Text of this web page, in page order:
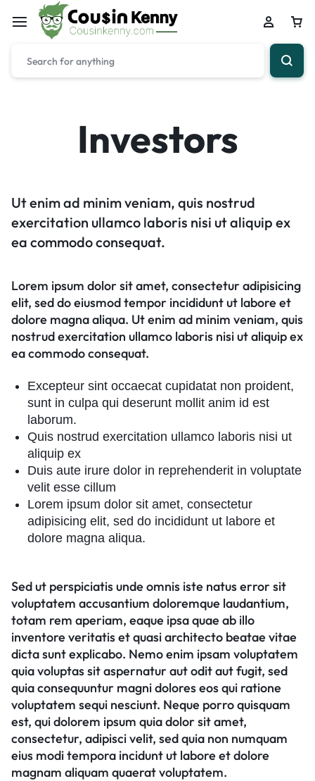
Investors
Ut enim ad minim veniam, quis nostrud
exercitation ullamco laboris nisi ut aliquip ex
ea commodo consequat.
Lorem ipsum dolor sit amet, consectetur adipisicing
elit, sed do eiusmod tempor incididunt ut labore et
dolore magna aliqua. Ut enim ad minim veniam, quis
nostrud exercitation ullamco laboris nisi ut aliquip ex
ea commodo consequat.
Excepteur sint occaecat cupidatat non proident,
sunt in culpa qui deserunt mollit anim id est
laborum.
Quis nostrud exercitation ullamco laboris nisi ut
aliquip ex
Duis aute irure dolor in reprehenderit in voluptate
velit esse cillum
Lorem ipsum dolor sit amet, consectetur
adipisicing elit, sed do incididunt ut labore et
dolore magna aliqua.
Sed ut perspiciatis unde omnis iste natus error sit
voluptatem accusantium doloremque laudantium,
totam rem aperiam, eaque ipsa quae ab illo
inventore veritatis et quasi architecto beatae vitae
dicta sunt explicabo. Nemo enim ipsam voluptatem
quia voluptas sit aspernatur aut odit aut fugit, sed
quia consequuntur magni dolores eos qui ratione
voluptatem sequi nesciunt. Neque porro quisquam
est, qui dolorem ipsum quia dolor sit amet,
consectetur, adipisci velit, sed quia non numquam
eius modi tempora incidunt ut labore et dolore
magnam aliquam quaerat voluptatem.